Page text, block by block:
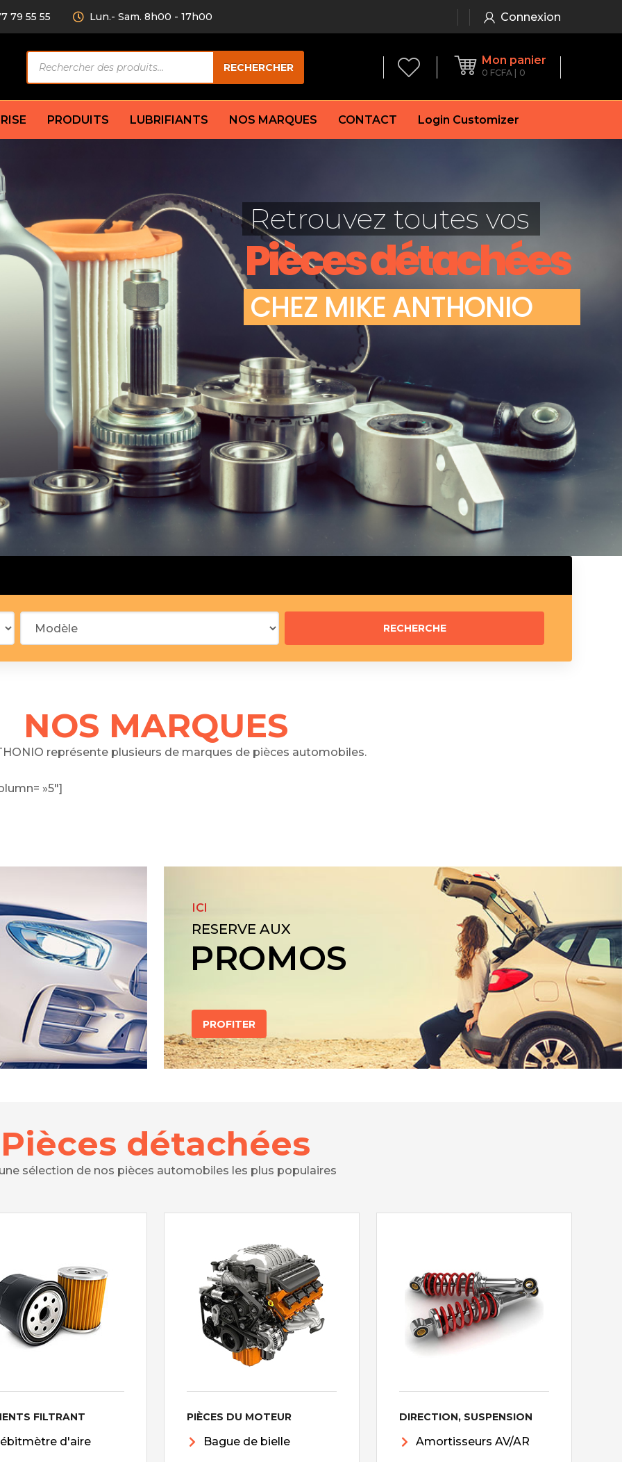
79 55 55 Lun.- Sam. 8h00 - 17h00 Connexion
de
produits
RECHERCHER
Mon panier
0 FCFA 0
AV/AR
amortisseur
Compresseur
Condenseur
Électrovanne
Évaporateur
Mano
Thermostat d’eau
Sonde de température
Garniture
Flexible de frein
Huile de frein
Mâchoires de frein
Jeu de plaquettes de frein
Démarreur
Feu arrière
principal
fusée
distribution
Débitmètre d’aire
Filtre à aire
Filtre à essence
Filtre à huile
Filtre à gasoil
Silencieux arrière
Silencieux central
Butée élastique de silencieux
Raccord de tuyau d’échappement
PRODUITS LUBRIFIANTS NOS MARQUES CONTACT Login Customizer
Pièces détachées
CHEZ MIKEANTHONIO
Retrouvez toutes vos
NOS MARQUES
représente plusieurs de marques de pièces automobiles.
»5″]
ICI
RESERVE AUX
PROMOS
PROFITER
Pièces détachées
sélection de nos pièces automobiles les plus populaires
FILTRANT
d'aire
PIÈCES DU MOTEUR
Bague de bielle
DIRECTION, SUSPENSION
Amortisseurs AV/AR